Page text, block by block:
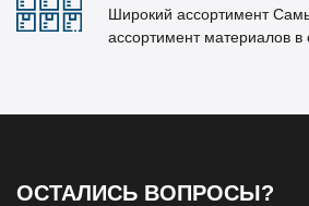
Широкий ассортимент
ассортимент материалов
ОСТАЛИСЬ ВОПРОСЫ?